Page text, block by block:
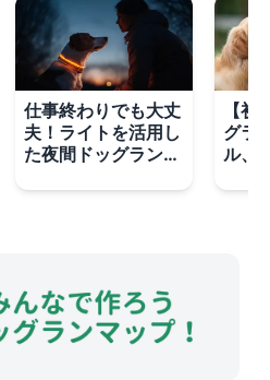
仕事終わりでも大丈
夫！ライトを活用し
た夜間ドッグランで
【
グラ
ル、
在時